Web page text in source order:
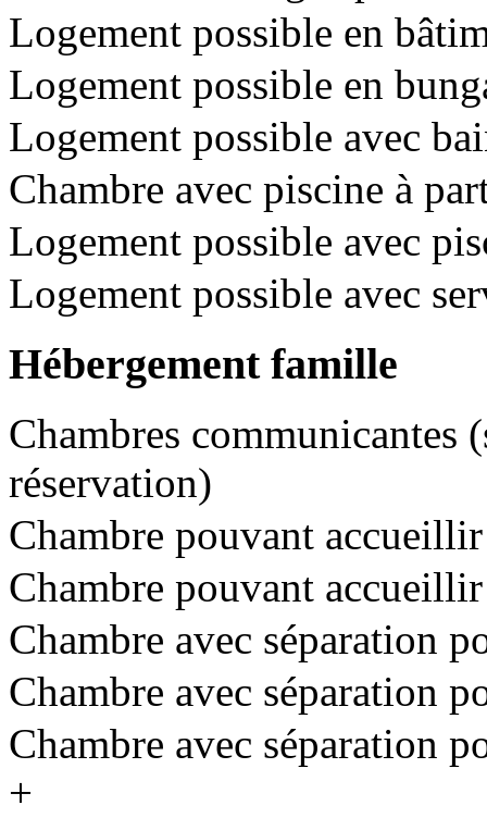
Logement possible en
Logement possible en
Logement possible avec
Chambre avec piscine à
Logement possible avec
Logement possible avec
Hébergement famille
Chambres communicantes
réservation)
Chambre pouvant
Chambre pouvant
Chambre avec séparation
Chambre avec séparation
Chambre avec séparation
+